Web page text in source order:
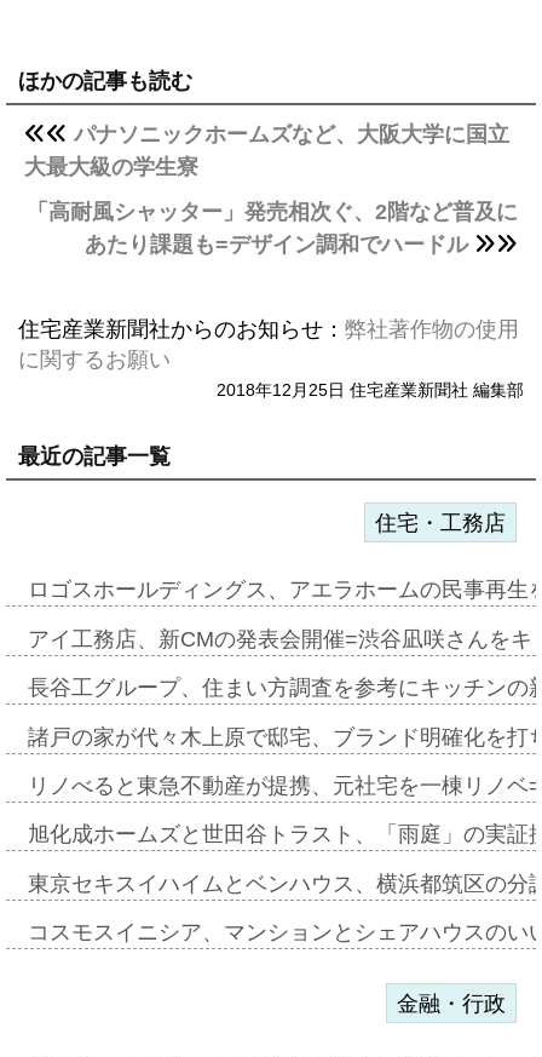
ほかの記事も読む
パナソニックホームズなど、大阪大学に国立
大最大級の学生寮
「高耐風シャッター」発売相次ぐ、2階など普及に
あたり課題も=デザイン調和でハードル
住宅産業新聞社からのお知らせ： 弊社著作物の使用
に関するお願い
2018年12月25日 住宅産業新聞社 編集部
最近の記事一覧
住宅・工務店
ロゴスホールディングス、アエラホームの民事再
アイ工務店、新CMの発表会開催=渋谷凪咲さんを
長谷工グループ、住まい方調査を参考にキッチン
諸戸の家が代々木上原で邸宅、ブランド明確化を
リノべると東急不動産が提携、元社宅を一棟リノ
旭化成ホームズと世田谷トラスト、「雨庭」の実
東京セキスイハイムとベンハウス、横浜都筑区の
コスモスイニシア、マンションとシェアハウスの
金融・行政